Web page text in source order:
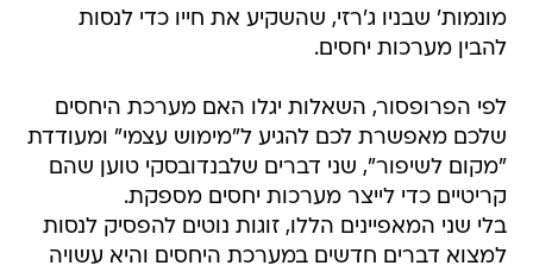
מונמות' שבניו ג'רזי, שהשקיע את חייו כדי לנסות
להבין מערכות יחסים.
לפי הפרופסור, השאלות יגלו האם מערכת היחסים
שלכם מאפשרת לכם להגיע ל"מימוש עצמי" ומעודדת
"מקום לשיפור", שני דברים שלבנדובסקי טוען שהם
קריטיים כדי לייצר מערכות יחסים מספקת.
בלי שני המאפיינים הללו, זוגות נוטים להפסיק לנסות
למצוא דברים חדשים במערכת היחסים והיא עשויה